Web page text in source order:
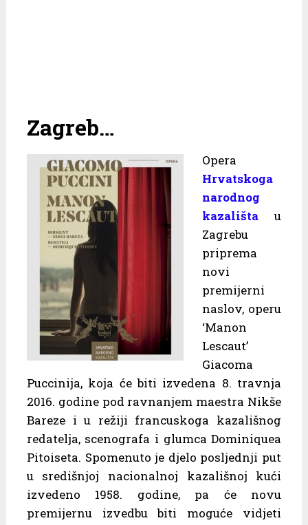
Zagreb…
Opera
Hrvatskoga
narodnog
kazalištau
Zagrebu
priprema
novi
premijerni
naslov, operu
‘Manon
Lescaut’
Giacoma
Puccinija, koja će biti izvedena 8. travnja
2016. godine pod ravnanjem maestra Nikše
Bareze i u režiji francuskoga kazališnog
redatelja, scenografa i glumca Dominiquea
Pitoiseta. Spomenuto je djelo posljednji put
u središnjoj nacionalnoj kazališnoj kući
izvedeno 1958. godine, pa će novu
premijernu izvedbu biti moguće vidjeti